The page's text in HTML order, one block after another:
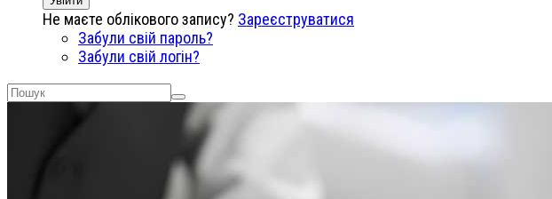
Не маєте облікового запису? Зареєструватися
Забули свій пароль?
Забули свій логін?